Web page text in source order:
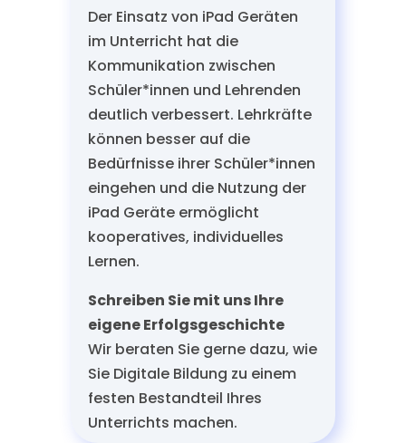
Der Einsatz von iPad Geräten
im Unterricht hat die
Kommunikation zwischen
Schüler*innen und Lehrenden
deutlich verbessert. Lehrkräfte
können besser auf die
Bedürfnisse ihrer Schüler*innen
eingehen und die Nutzung der
iPad Geräte ermöglicht
kooperatives, individuelles
Lernen.
Schreiben Sie mit uns Ihre
eigene Erfolgsgeschichte
Wir beraten Sie gerne dazu, wie
Sie Digitale Bildung zu einem
festen Bestandteil Ihres
Unterrichts machen.